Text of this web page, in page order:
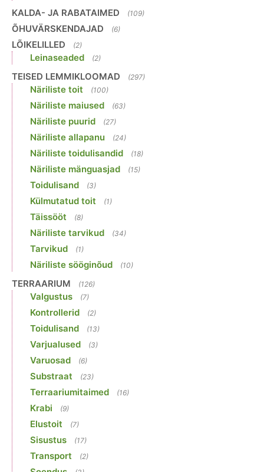
KALDA- JA RABATAIMED (109)
ÕHUVÄRSKENDAJAD (6)
LÕIKELILLED (2)
Leinaseaded (2)
TEISED LEMMIKLOOMAD (297)
Näriliste toit (100)
Näriliste maiused (63)
Näriliste puurid (27)
Näriliste allapanu (24)
Näriliste toidulisandid (18)
Näriliste mänguasjad (15)
Toidulisand (3)
Külmutatud toit (1)
Täissööt (8)
Näriliste tarvikud (34)
Tarvikud (1)
Näriliste sööginõud (10)
TERRAARIUM (126)
Valgustus (7)
Kontrollerid (2)
Toidulisand (13)
Varjualused (3)
Varuosad (6)
Substraat (23)
Terraariumitaimed (16)
Krabi (9)
Elustoit (7)
Sisustus (17)
Transport (2)